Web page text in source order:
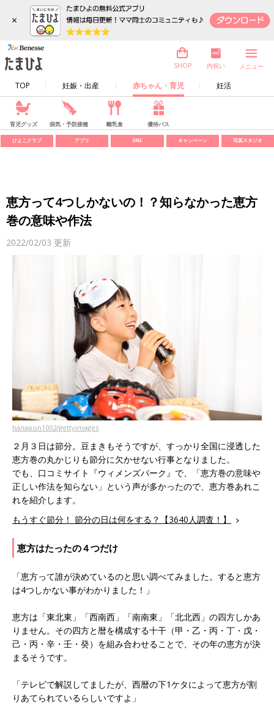
×
TOP 妊娠・出産 赤ちゃん・育児 妊活
SHOP 内祝い メニュー
育児グッズ 病気・予防接種 離乳食 優待パス
ひよこクラブ アプリ SNS キャンペーン 写真スタジオ
恵方って4つしかないの！？知らなかった恵方
巻の意味や作法
2022/02/03 更新
hanapon1002/gettyimages
２月３日は節分。豆まきもそうですが、すっかり全国に浸透した
恵方巻の丸かじりも節分に欠かせない行事となりました。
でも、口コミサイト『ウィメンズパーク』で、「恵方巻の意味や
正しい作法を知らない」という声が多かったので、恵方巻あれこ
れを紹介します。
もうすぐ節分！ 節分の日は何をする？【3640人調査！】
恵方はたったの４つだけ
「恵方って誰が決めているのと思い調べてみました。すると恵方
は4つしかない事がわかりました！」
恵方は「東北東」「西南西」「南南東」「北北西」の四方しかあ
りません。その四方と暦を構成する十干（甲・乙・丙・丁・戊・
己・丙・辛・壬・癸）を組み合わせることで、その年の恵方が決
まるそうです。
「テレビで解説してましたが、西暦の下1ケタによって恵方が割
りあてられているらしいですよ」